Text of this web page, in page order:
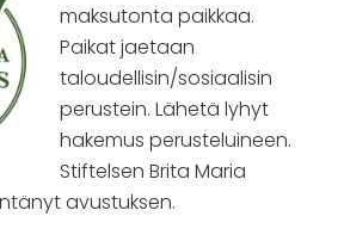
maksutonta paikkaa.
Paikat jaetaan
taloudellisin/sosiaalisin
perustein. Lähetä lyhyt
hakemus perusteluineen.
Stiftelsen Brita Maria
avustuksen.